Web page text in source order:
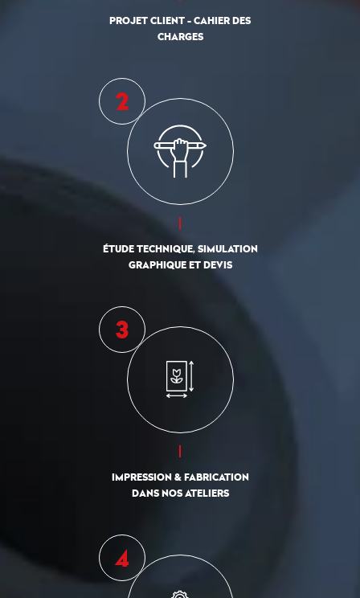
PROJET CLIENT - CAHIER DES
CHARGES
ÉTUDE TECHNIQUE, SIMULATION
GRAPHIQUE ET DEVIS
IMPRESSION & FABRICATION
DANS NOS ATELIERS